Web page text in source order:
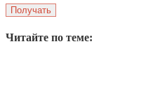
Читайте по теме: